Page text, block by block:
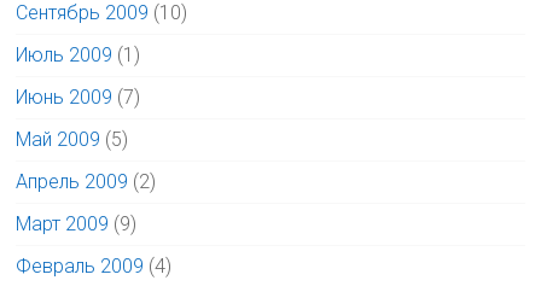
Сентябрь 2009 (10)
Июль 2009 (1)
Июнь 2009 (7)
Май 2009 (5)
Апрель 2009 (2)
Март 2009 (9)
Февраль 2009 (4)